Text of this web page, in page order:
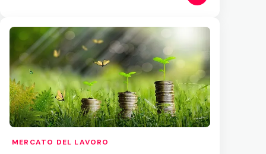
MERCATO DEL LAVORO